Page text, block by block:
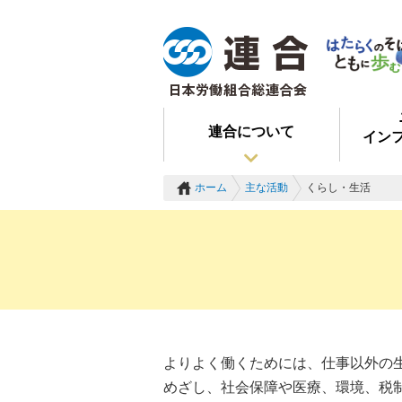
連合について
イン
ホーム 主な活動 くらし・生活
よりよく働くためには、仕事以外の
めざし、社会保障や医療、環境、税